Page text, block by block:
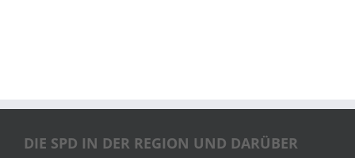
DIE SPD IN DER REGION UND DARÜBER